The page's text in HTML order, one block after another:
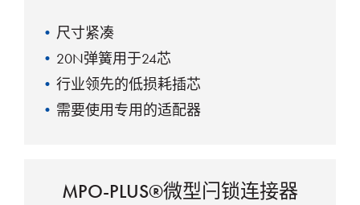
尺寸紧凑
20N弹簧用于24芯
行业领先的低损耗插芯
需要使用专用的适配器
MPO-PLUS®微型闩锁连接器